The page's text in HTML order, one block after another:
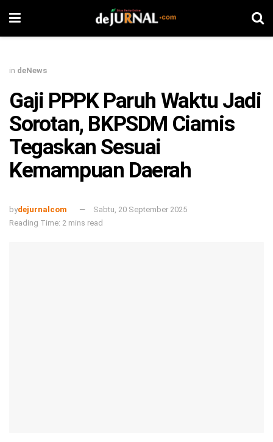
in deNews
Gaji PPPK Paruh Waktu Jadi
Sorotan, BKPSDM Ciamis
Tegaskan Sesuai
Kemampuan Daerah
bydejurnalcom
Sabtu, 20 September 2025
Reading Time: 2 mins read